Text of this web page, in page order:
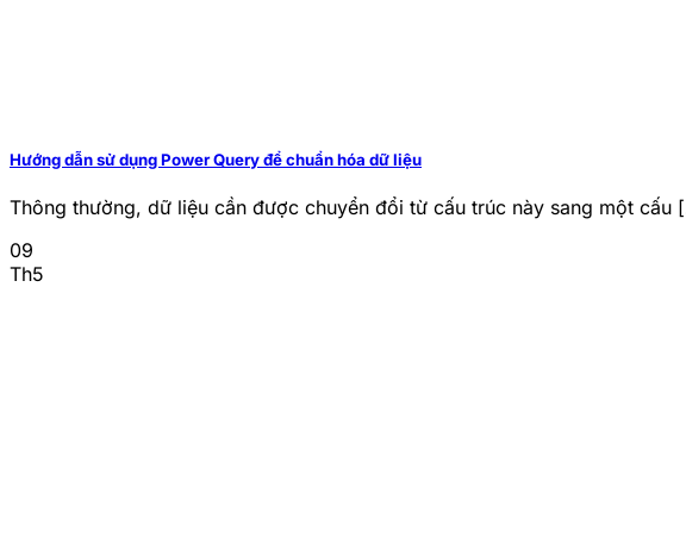
Hướng dẫn sử dụng Power Query để chuẩn hóa dữ liệu
Thông thường, dữ liệu cần được chuyển đổi từ cấu trúc này sang một cấu
09
Th5